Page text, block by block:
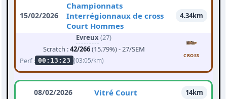
15/02/2026
Championnats
Interrégionnaux de cross
Court Hommes
4.34km
Evreux(27)
Scratch :42/266(15.79%) - 27/SEM
Perf : 00:13:23 (03:05/km)
CROSS
08/02/2026 Vitré Court
14km